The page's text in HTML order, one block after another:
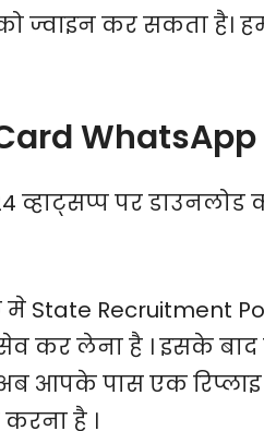
को ज्वाइन कर सकता
व्हाट्सप्प पर डाउनलोड
State Recruitment
कर लेना है । इसके
अब आपके पास एक
है ।